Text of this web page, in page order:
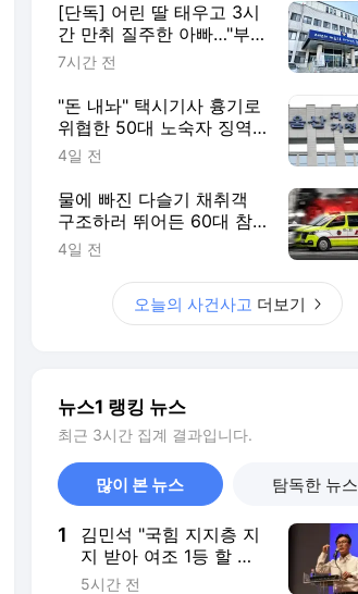
[단독] 어린 딸 태우고 3시
간 만취 질주한 아빠…"부
부싸움 뒤 홧김에"
7시간 전
"돈 내놔" 택시기사 흉기로
위협한 50대 노숙자 징역
2년
4일 전
물에 빠진 다슬기 채취객
구조하러 뛰어든 60대 참
변…익수자는 회복
4일 전
오늘의 사건사고 더보기
뉴스1 랭킹 뉴스
최근 3시간 집계 결과입니다.
많이 본 뉴스 탐독한 뉴스
1
김민석 "국힘 지지층 지
지 받아 여조 1등 할 생
각 1도 없어"(종합)
5시간 전